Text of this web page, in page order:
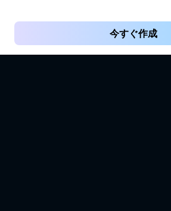
今すぐ作成